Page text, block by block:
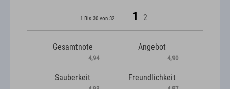
1 Bis 30 von 32 1 2
Gesamtnote
4,94
Angebot
4,90
Sauberkeit Freundlichkeit